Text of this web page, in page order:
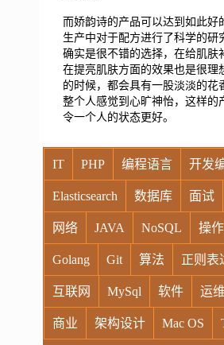
而娇韵诗的产品可以达到如此好
生产中对于配方进行了科学的研
确实是很不错的选择，在给肌肤
在提亮肌肤方面的效果也是很理
的时候，都会具有一股淡淡的花
整个人感觉到心旷神怡，这样的
令一个人的状态更好。
IT PHP 编程语言 开发
Elasticsearch 数据库 面试
网络 JAVA NoSQL 操
Golang Git 算法 正则表
互联网 MySql 软件 运维
商业 架构设计 Mac OS